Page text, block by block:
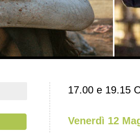
17.00 e 19.15
Venerdì 12